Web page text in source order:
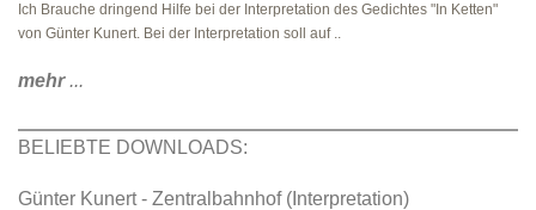
Ich Brauche dringend Hilfe bei der Interpretation des Gedichtes "In Ketten"
von Günter Kunert. Bei der Interpretation soll auf ..
mehr...
BELIEBTE DOWNLOADS:
Günter Kunert - Zentralbahnhof (Interpretation)